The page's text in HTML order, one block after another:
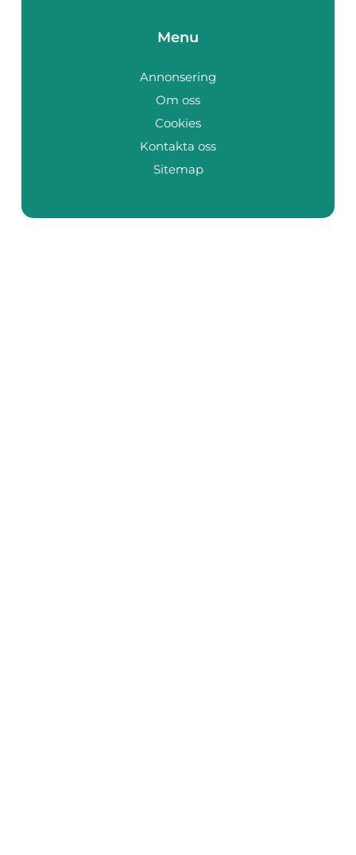
Menu
Annonsering
Om oss
Cookies
Kontakta oss
Sitemap